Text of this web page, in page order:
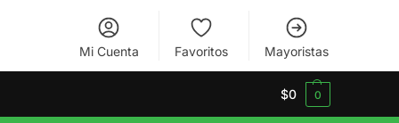
Mi Cuenta Favoritos Mayoristas
$0 0